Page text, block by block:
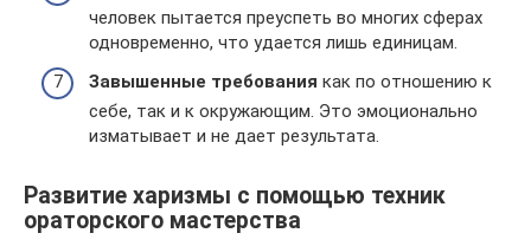
человек пытается преуспеть во многих сферах
одновременно, что удается лишь единицам.
Завышенные требования как по отношению к
себе, так и к окружающим. Это эмоционально
изматывает и не дает результата.
Развитие харизмы с помощью техник
ораторского мастерства